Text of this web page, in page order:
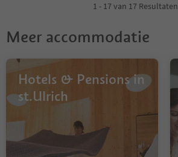
1 - 17 van 17 Resultaten
Meer accommodatie
Hotels & Pensions in
st.Ulrich